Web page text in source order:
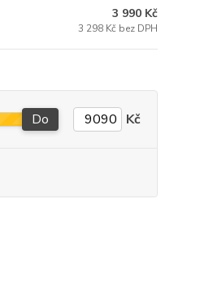
3 990 Kč
3 298 Kč bez DPH
Do Kč